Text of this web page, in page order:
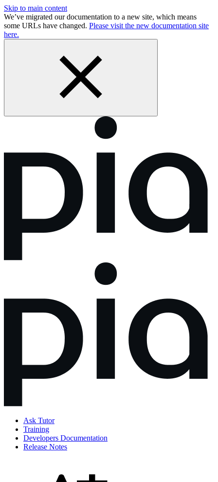
Skip to main content
We’ve migrated our documentation to a new site, which means
some URLs have changed. Please visit the new documentation site
here.
Ask Tutor
Training
Developers Documentation
Release Notes